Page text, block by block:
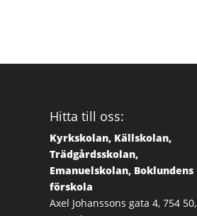
Hitta till oss:
Kyrkskolan, Källskolan,
Trädgårdsskolan,
Emanuelskolan, Boklundens
förskola
Axel Johanssons gata 4, 754 50,